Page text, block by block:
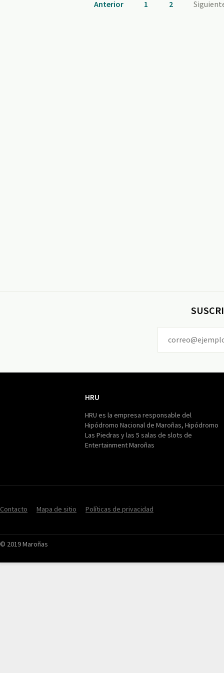
Anterior 1 2
HRU
HRU es la empresa responsable del
Hipódromo Nacional de Maroñas, Hipódromo
Las Piedras y las 5 salas de slots de
Entertainment Maroñas
Contacto Mapa de sitio Políticas de privacidad
© 2019 Maroñas